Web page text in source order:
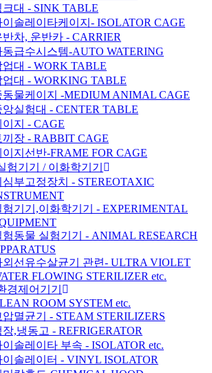
크대 - SINK TABLE
이솔레이타케이지- ISOLATOR CAGE
반차, 운반카 - CARRIER
동급수시스템-AUTO WATERING
업대 - WORK TABLE
업대 - WORKING TABLE
동물케이지 -MEDIUM ANIMAL CAGE
앙실험대 - CENTER TABLE
이지 - CAGE
끼장 - RABBIT CAGE
이지선반-FRAME FOR CAGE
험기기 / 이화학기기
심부고정장치 - STEREOTAXIC
험기기,이화학기기 - EXPERIMENTAL
험동물 실험기기 - ANIMAL RESEARCH
외선유수살균기 관련- ULTRA VIOLET
FLOWING STERILIZER etc.
경제어기기
ROOM SYSTEM etc.
압멸균기 - STEAM STERILIZERS
장,냉동고 - REFRIGERATOR
이솔레이타 부속 - ISOLATOR etc.
이솔레이터 - VINYL ISOLATOR